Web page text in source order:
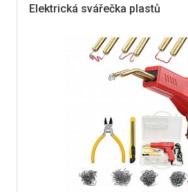
Elektrická svářečka plastů